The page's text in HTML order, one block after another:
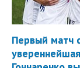
Первый матч